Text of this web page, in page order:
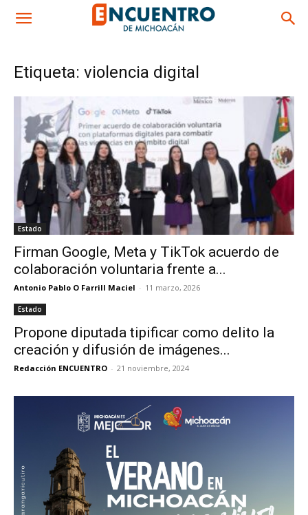
Etiqueta: violencia digital
Estado
Firman Google, Meta y TikTok acuerdo de
colaboración voluntaria frente a...
Antonio Pablo O Farrill Maciel - 11 marzo, 2026
Estado
Propone diputada tipificar como delito la
creación y difusión de imágenes...
Redacción ENCUENTRO - 21 noviembre, 2024